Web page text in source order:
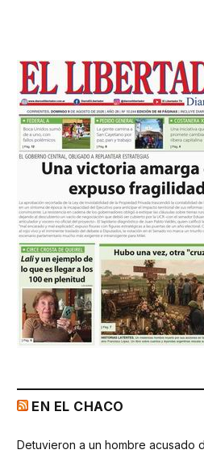
EN EL CHACO
Detuvieron a un hombre acusado